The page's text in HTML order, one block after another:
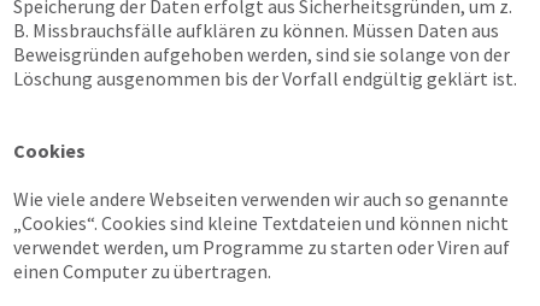
Speicherung der Daten erfolgt aus Sicherheitsgründen, um z.
B. Missbrauchsfälle aufklären zu können. Müssen Daten aus
Beweisgründen aufgehoben werden, sind sie solange von der
Löschung ausgenommen bis der Vorfall endgültig geklärt ist.
Cookies
Wie viele andere Webseiten verwenden wir auch so genannte
„Cookies“. Cookies sind kleine Textdateien und können nicht
verwendet werden, um Programme zu starten oder Viren auf
einen Computer zu übertragen.